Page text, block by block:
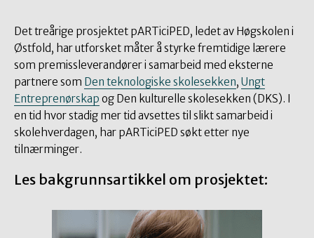
Det treårige prosjektet pARTiciPED, ledet av Høgskolen i
Østfold, har utforsket måter å styrke fremtidige lærere
som premissleverandører i samarbeid med eksterne
partnere som Den teknologiske skolesekken, Ungt
Entreprenørskap og Den kulturelle skolesekken (DKS). I
en tid hvor stadig mer tid avsettes til slikt samarbeid i
skolehverdagen, har pARTiciPED søkt etter nye
tilnærminger.
Les bakgrunnsartikkel om prosjektet: